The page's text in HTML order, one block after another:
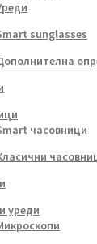
sunglasses
часовници
уреди